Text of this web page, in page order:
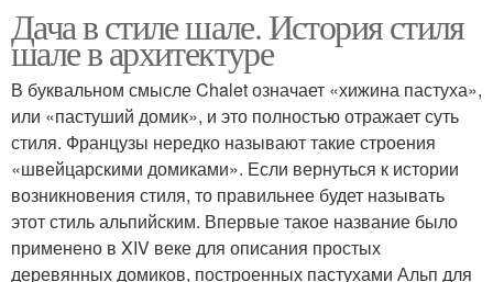
Дача в стиле шале. История стиля
шале в архитектуре
В буквальном смысле Chalet означает «хижина пастуха»,
или «пастуший домик», и это полностью отражает суть
стиля. Французы нередко называют такие строения
«швейцарскими домиками». Если вернуться к истории
возникновения стиля, то правильнее будет называть
этот стиль альпийским. Впервые такое название было
применено в XIV веке для описания простых
деревянных домиков, построенных пастухами Альп для